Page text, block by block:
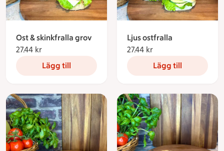
Ost & skinkfralla grov
27.44 kr
Lägg till
Ljus ostfralla
27.44 kr
Lägg till